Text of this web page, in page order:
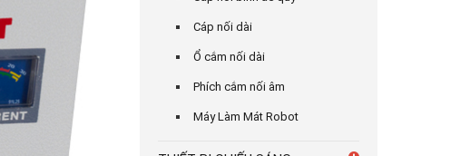
Cáp nối dài
Ổ cắm nối dài
Phích cắm nối âm
Máy Làm Mát Robot